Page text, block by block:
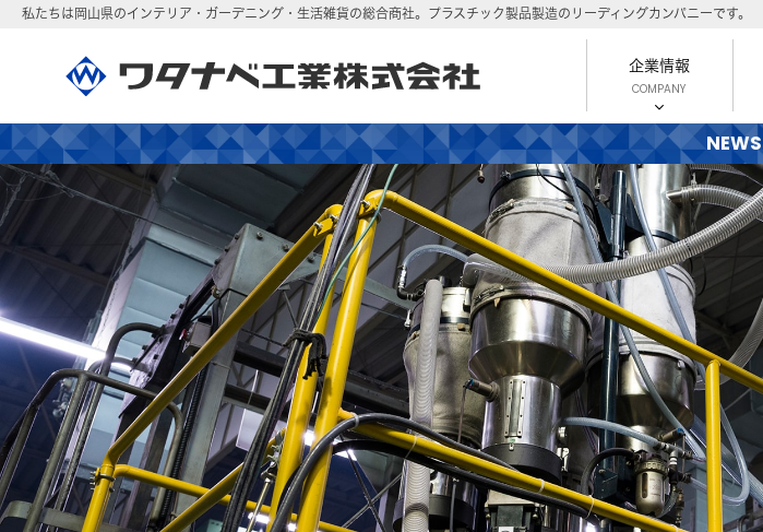
私たちは岡山県のインテリア・ガーデニング・生活雑貨の総合商社。 プラスチック製品製造のリーディングカンパニーです。
企業情報
COMPANY
NEWS